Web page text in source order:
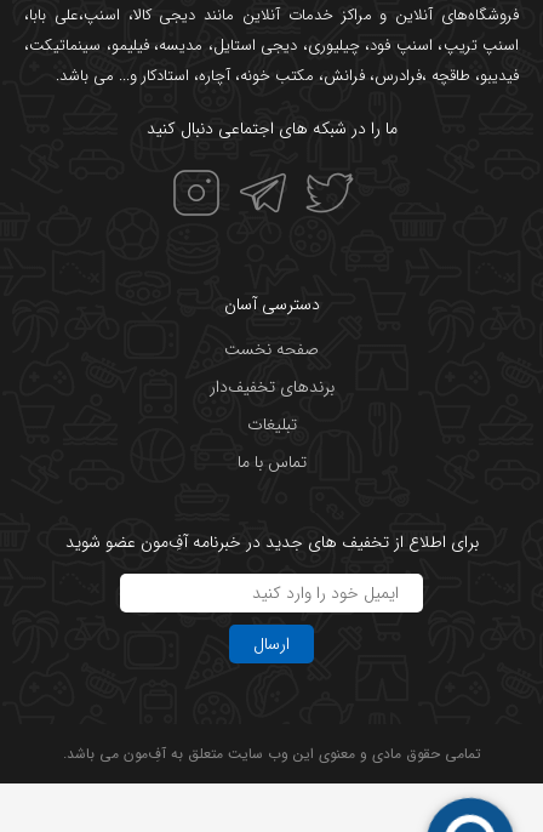
فروشگاه‌های آنلاین و مراکز خدمات آنلاین مانند دیجی کالا، اسنپ،علی بابا،
اسنپ تریپ، اسنپ فود،چیلیوری، دیجی استایل، مدیسه،فیلیمو، سینماتیکت،
فیدیبو، طاقچه ،فرادرس، فرانش، مکتب خونه،آچاره، استادکار و... می باشد.
ما را در شبکه های اجتماعی دنبال کنید
دسترسی آسان
صفحه نخست
برندهای تخفیف‌دار
تبلیغات
تماس با ما
برای اطلاع از تخفیف های جدید در خبرنامه آفِ‌مون عضو شوید
ارسال
تمامی حقوق مادی و معنوی این وب سایت متعلق به آفِ‌مون می باشد.